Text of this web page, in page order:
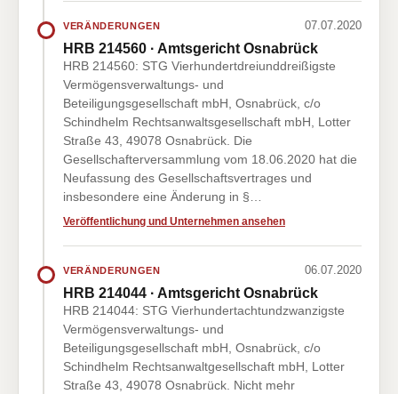
VERÄNDERUNGEN 07.07.2020
HRB 214560 · Amtsgericht Osnabrück
HRB 214560: STG Vierhundertdreiunddreißigste
Vermögensverwaltungs- und
Beteiligungsgesellschaft mbH, Osnabrück, c/o
Schindhelm Rechtsanwaltsgesellschaft mbH, Lotter
Straße 43, 49078 Osnabrück. Die
Gesellschafterversammlung vom 18.06.2020 hat die
Neufassung des Gesellschaftsvertrages und
insbesondere eine Änderung in §…
Veröffentlichung und Unternehmen ansehen
VERÄNDERUNGEN 06.07.2020
HRB 214044 · Amtsgericht Osnabrück
HRB 214044: STG Vierhundertachtundzwanzigste
Vermögensverwaltungs- und
Beteiligungsgesellschaft mbH, Osnabrück, c/o
Schindhelm Rechtsanwaltgesellschaft mbH, Lotter
Straße 43, 49078 Osnabrück. Nicht mehr